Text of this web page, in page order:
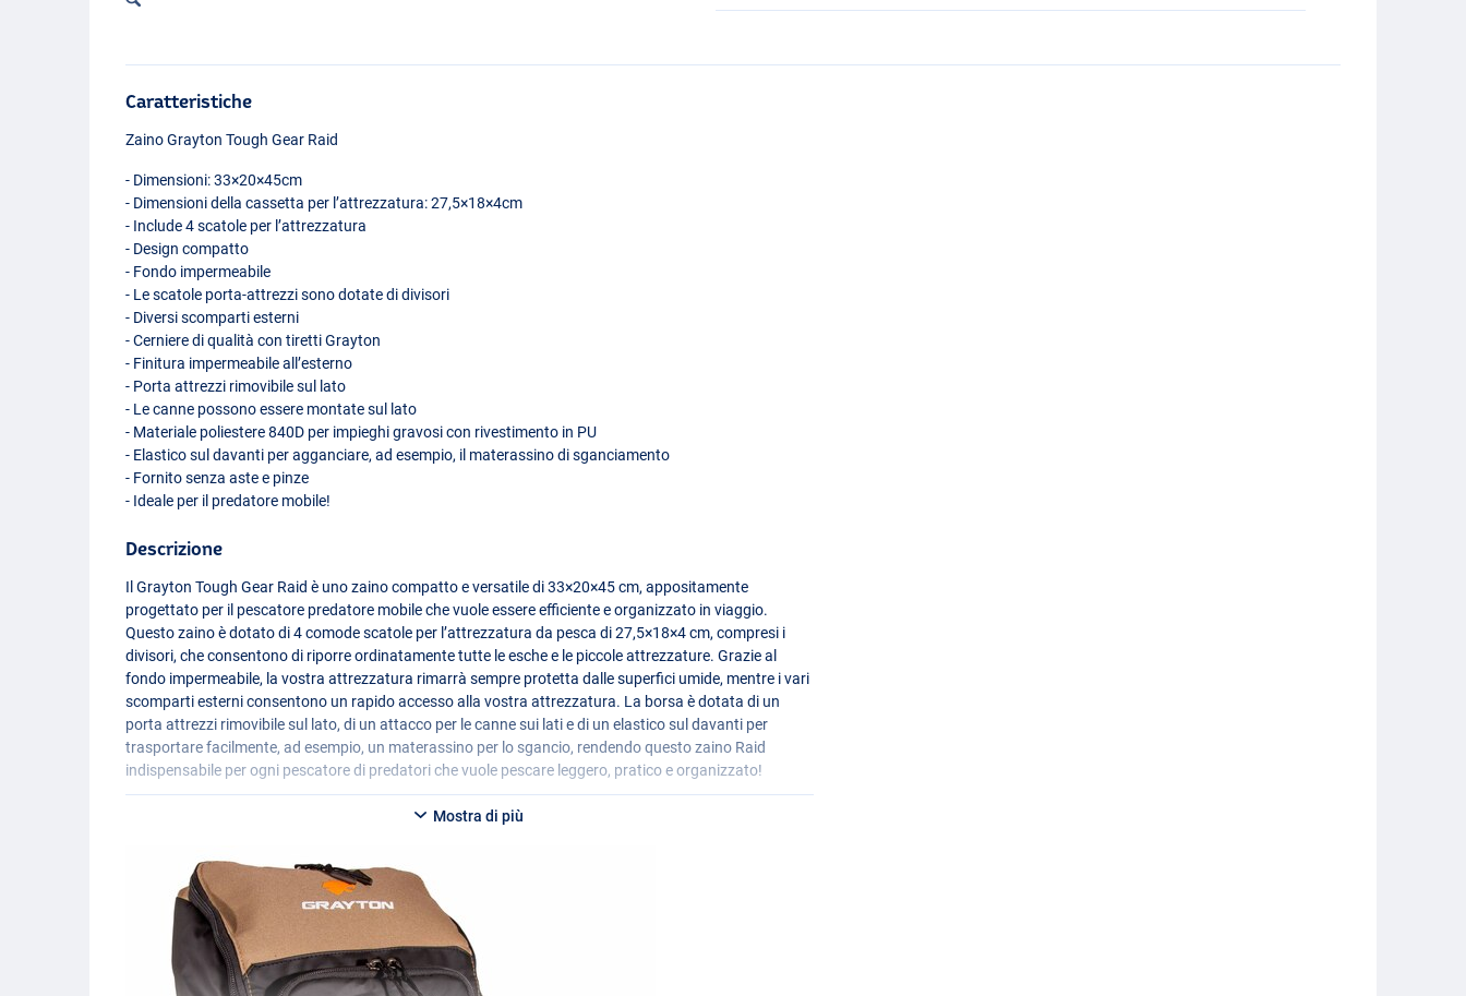
Caratteristiche
Zaino Grayton Tough Gear Raid
- Dimensioni: 33×20×45cm
- Dimensioni della cassetta per l’attrezzatura: 27,5×18×4cm
- Include 4 scatole per l’attrezzatura
- Design compatto
- Fondo impermeabile
- Le scatole porta-attrezzi sono dotate di divisori
- Diversi scomparti esterni
- Cerniere di qualità con tiretti Grayton
- Finitura impermeabile all’esterno
- Porta attrezzi rimovibile sul lato
- Le canne possono essere montate sul lato
- Materiale poliestere 840D per impieghi gravosi con rivestimento in PU
- Elastico sul davanti per agganciare, ad esempio, il materassino di sganciamento
- Fornito senza aste e pinze
- Ideale per il predatore mobile!
Descrizione
Il Grayton Tough Gear Raid è uno zaino compatto e versatile di 33×20×45 cm, appositamente
progettato per il pescatore predatore mobile che vuole essere efficiente e organizzato in viaggio.
Questo zaino è dotato di 4 comode scatole per l’attrezzatura da pesca di 27,5×18×4 cm, compresi i
divisori, che consentono di riporre ordinatamente tutte le esche e le piccole attrezzature. Grazie al
fondo impermeabile, la vostra attrezzatura rimarrà sempre protetta dalle superfici umide, mentre i vari
scomparti esterni consentono un rapido accesso alla vostra attrezzatura. La borsa è dotata di un
porta attrezzi rimovibile sul lato, di un attacco per le canne sui lati e di un elastico sul davanti per
trasportare facilmente, ad esempio, un materassino per lo sgancio, rendendo questo zaino Raid
indispensabile per ogni pescatore di predatori che vuole pescare leggero, pratico e organizzato!
Mostra di più